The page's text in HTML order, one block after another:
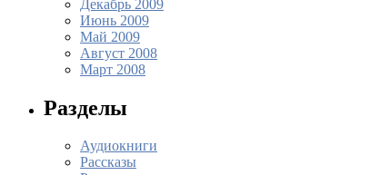
Декабрь 2009
Июнь 2009
Май 2009
Август 2008
Март 2008
Разделы
Аудиокниги
Рассказы